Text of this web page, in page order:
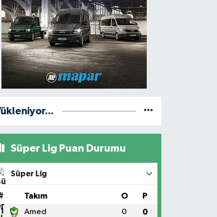
Süper Lig Puan Durumu
Süper Lig
Takım O P
1 Amed 0 0